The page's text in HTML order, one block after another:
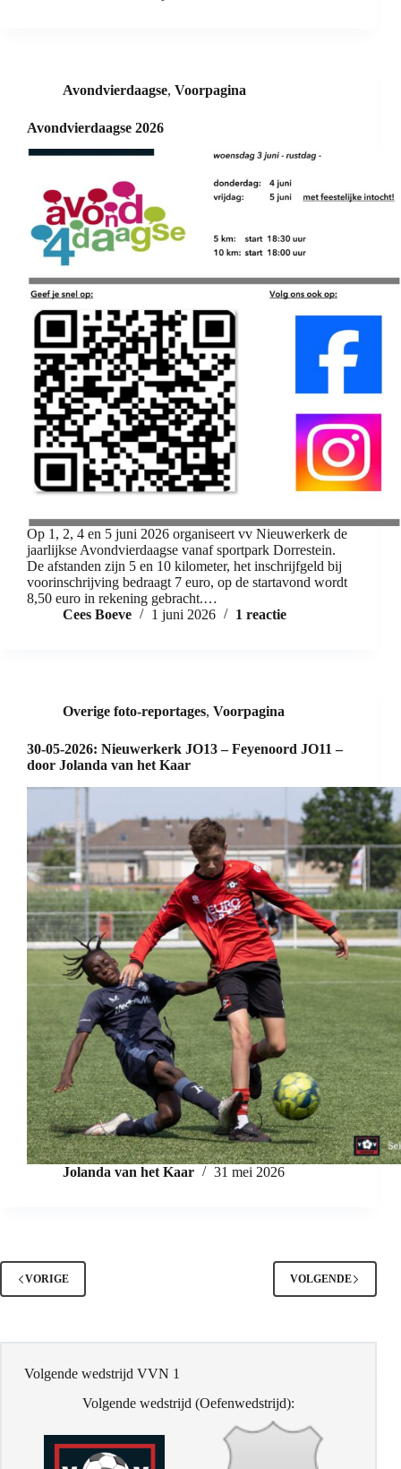
Avondvierdaagse, Voorpagina
Avondvierdaagse 2026
Op 1, 2, 4 en 5 juni 2026 organiseert vv Nieuwerkerk de
jaarlijkse Avondvierdaagse vanaf sportpark Dorrestein.
De afstanden zijn 5 en 10 kilometer, het inschrijfgeld bij
voorinschrijving bedraagt 7 euro, op de startavond wordt
8,50 euro in rekening gebracht.…
Cees Boeve
1 juni 2026 1 reactie
Overige foto-reportages, Voorpagina
30-05-2026: Nieuwerkerk JO13 – Feyenoord JO11 –
door Jolanda van het Kaar
Jolanda van het Kaar 31 mei 2026
VORIGE VOLGENDE
Volgende wedstrijd VVN 1
Volgende wedstrijd (Oefenwedstrijd):